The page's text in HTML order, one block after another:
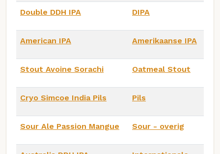
Double DDH IPA DIPA
American IPA Amerikaanse IPA
Stout Avoine Sorachi Oatmeal Stout
Cryo Simcoe India Pils Pils
Sour Ale Passion Mangue Sour - overig